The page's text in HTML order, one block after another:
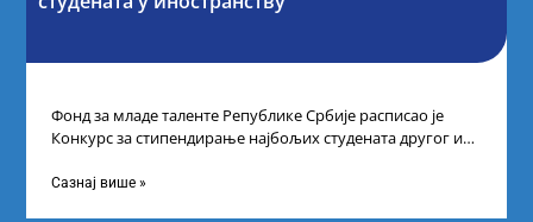
Фонд за младе таленте Републике Србије расписао је
Конкурс за стипендирање најбољих студената другог и
Сазнај више »